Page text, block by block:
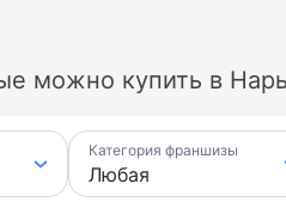
можно купить в
Категория франшизы